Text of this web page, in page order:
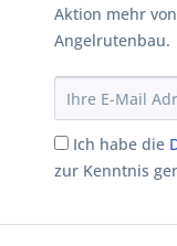
Aktion mehr
Angelrutenbau.
Ich habe die
zur Kenntnis